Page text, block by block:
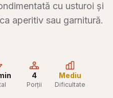
cu usturoi și
aperitiv sau garnitură.
4
Porții
Mediu
Dificultate